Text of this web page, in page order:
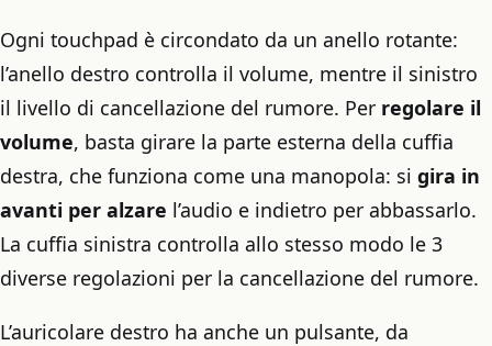
Ogni touchpad è circondato da un anello rotante:
l’anello destro controlla il volume, mentre il sinistro
il livello di cancellazione del rumore. Per regolare il
volume, basta girare la parte esterna della cuffia
destra, che funziona come una manopola: si gira in
avanti per alzare l’audio e indietro per abbassarlo.
La cuffia sinistra controlla allo stesso modo le 3
diverse regolazioni per la cancellazione del rumore.
L’auricolare destro ha anche un pulsante, da